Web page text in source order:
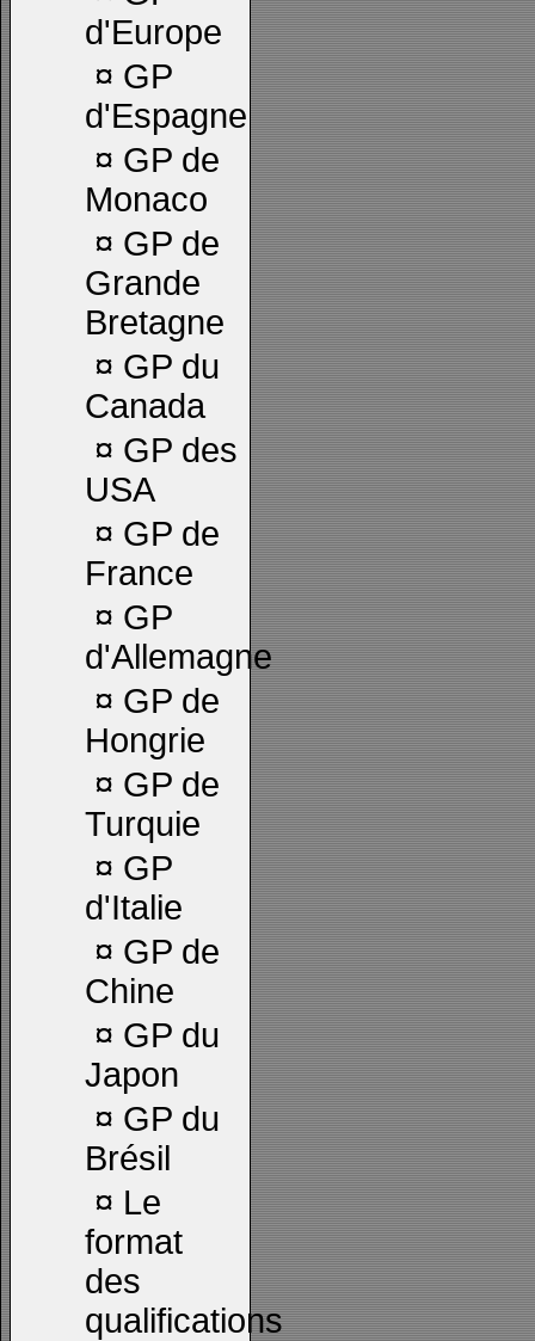
d'Europe
¤ GP
d'Espagne
¤ GP de
Monaco
¤ GP de
Grande
Bretagne
¤ GP du
Canada
¤ GP des
USA
¤ GP de
France
¤ GP
d'Allemagne
¤ GP de
Hongrie
¤ GP de
Turquie
¤ GP
d'Italie
¤ GP de
Chine
¤ GP du
Japon
¤ GP du
Brésil
¤ Le
format
des
qualifications